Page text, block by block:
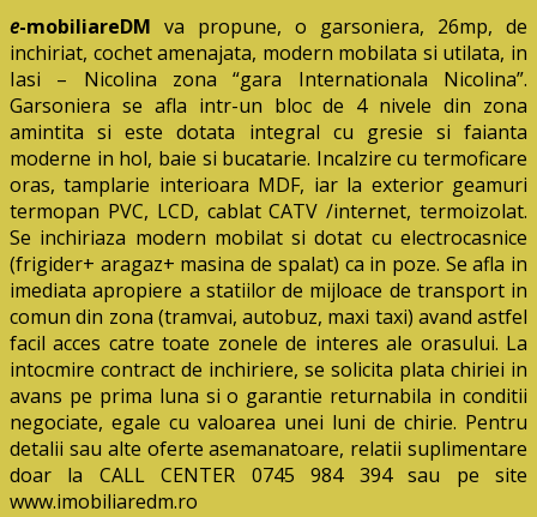
e-mobiliareDM va propune, o garsoniera, 26mp, de
inchiriat, cochet amenajata, modern mobilata si utilata, in
Iasi – Nicolina zona “gara Internationala Nicolina”.
Garsoniera se afla intr-un bloc de 4 nivele din zona
amintita si este dotata integral cu gresie si faianta
moderne in hol, baie si bucatarie. Incalzire cu termoficare
oras, tamplarie interioara MDF, iar la exterior geamuri
termopan PVC, LCD, cablat CATV /internet, termoizolat.
Se inchiriaza modern mobilat si dotat cu electrocasnice
(frigider+ aragaz+ masina de spalat) ca in poze. Se afla in
imediata apropiere a statiilor de mijloace de transport in
comun din zona (tramvai, autobuz, maxi taxi) avand astfel
facil acces catre toate zonele de interes ale orasului. La
intocmire contract de inchiriere, se solicita plata chiriei in
avans pe prima luna si o garantie returnabila in conditii
negociate, egale cu valoarea unei luni de chirie. Pentru
detalii sau alte oferte asemanatoare, relatii suplimentare
doar la CALL CENTER 0745 984 394 sau pe site
www.imobiliaredm.ro